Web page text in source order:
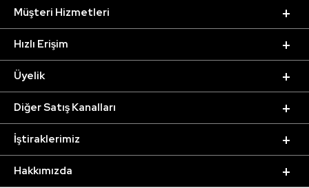
Müşteri Hizmetleri
Hızlı Erişim
Üyelik
Diğer Satış Kanalları
İştiraklerimiz
Hakkımızda